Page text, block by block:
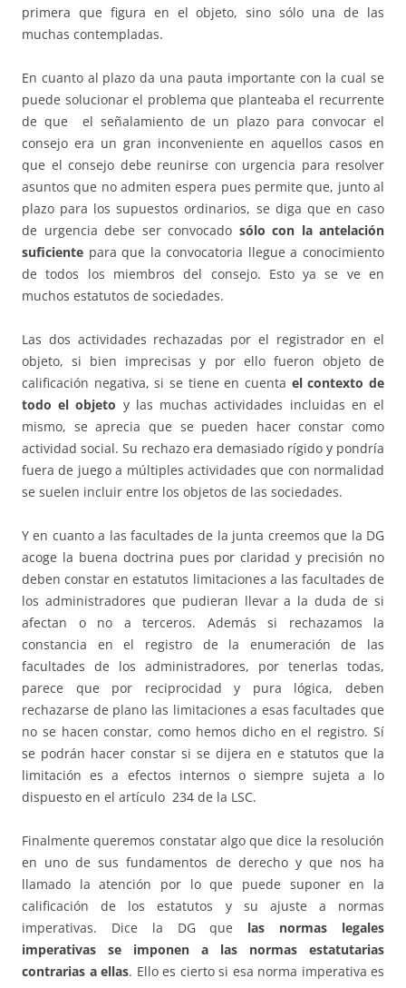
primera que figura en el objeto, sino sólo una de las
muchas contempladas.
En cuanto al plazo da una pauta importante con la cual se
puede solucionar el problema que planteaba el recurrente
de que el señalamiento de un plazo para convocar el
consejo era un gran inconveniente en aquellos casos en
que el consejo debe reunirse con urgencia para resolver
asuntos que no admiten espera pues permite que, junto al
plazo para los supuestos ordinarios, se diga que en caso
de urgencia debe ser convocado sólo con la antelación
suficiente para que la convocatoria llegue a conocimiento
de todos los miembros del consejo. Esto ya se ve en
muchos estatutos de sociedades.
Las dos actividades rechazadas por el registrador en el
objeto, si bien imprecisas y por ello fueron objeto de
calificación negativa, si se tiene en cuenta el contexto de
todo el objeto y las muchas actividades incluidas en el
mismo, se aprecia que se pueden hacer constar como
actividad social. Su rechazo era demasiado rígido y pondría
fuera de juego a múltiples actividades que con normalidad
se suelen incluir entre los objetos de las sociedades.
Y en cuanto a las facultades de la junta creemos que la DG
acoge la buena doctrina pues por claridad y precisión no
deben constar en estatutos limitaciones a las facultades de
los administradores que pudieran llevar a la duda de si
afectan o no a terceros. Además si rechazamos la
constancia en el registro de la enumeración de las
facultades de los administradores, por tenerlas todas,
parece que por reciprocidad y pura lógica, deben
rechazarse de plano las limitaciones a esas facultades que
no se hacen constar, como hemos dicho en el registro. Sí
se podrán hacer constar si se dijera en e statutos que la
limitación es a efectos internos o siempre sujeta a lo
dispuesto en el artículo 234 de la LSC.
Finalmente queremos constatar algo que dice la resolución
en uno de sus fundamentos de derecho y que nos ha
llamado la atención por lo que puede suponer en la
calificación de los estatutos y su ajuste a normas
imperativas. Dice la DG que las normas legales
imperativas se imponen a las normas estatutarias
contrarias a ellas. Ello es cierto si esa norma imperativa es